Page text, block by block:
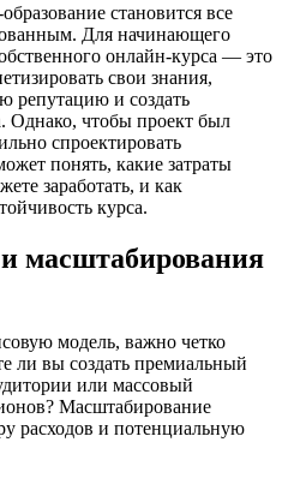
становится все
Для начинающего
онлайн-курса — это
свои знания,
репутацию и создать
Однако, чтобы проект был
спроектировать
понять, какие затраты
заработать, и как
курса.
масштабирования
модель, важно четко
ли вы создать премиальный
или массовый
Масштабирование
расходов и потенциальную